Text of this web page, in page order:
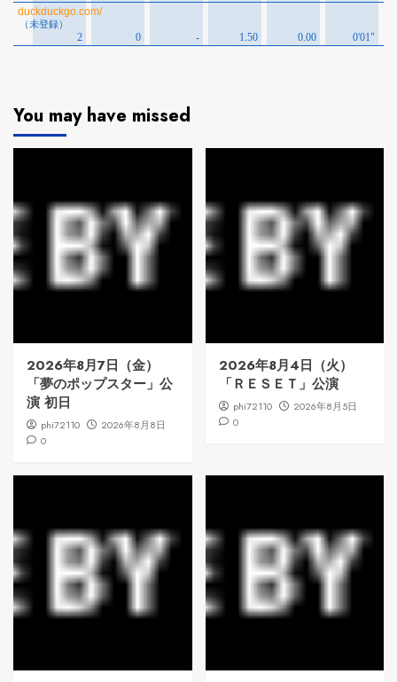
You may have missed
2026年8月7日（金）
「夢のポップスター」公
演 初日
phi72110
2026年8月8日
0
2026年8月4日（火）
「ＲＥＳＥＴ」公演
phi72110
2026年8月5日
0